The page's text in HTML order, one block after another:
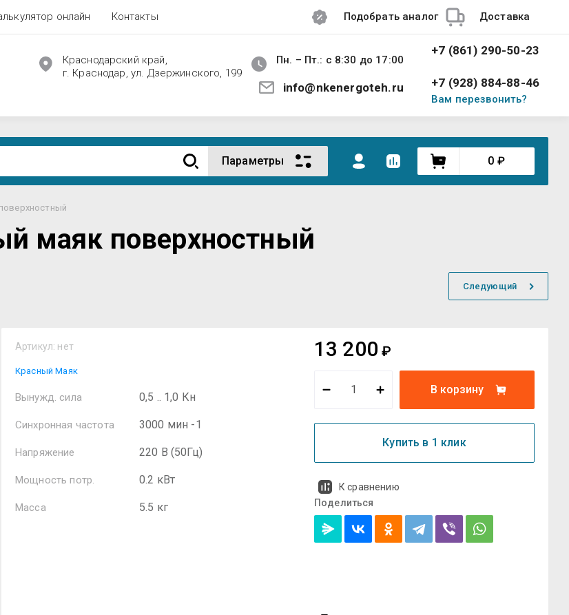
онлайн Контакты Подобрать аналог Доставка
Краснодарский край,
г. Краснодар, ул. Дзержинского, 199
Пн. – Пт.: с 8:30 до 17:00
info@nkenergoteh.ru
+7 (861) 290-50-23
+7 (928) 884-88-46
Вам перезвонить?
Параметры 0 ₽
маяк поверхностный
Следующий
Артикул: нет
Красный Маяк
Вынужд. сила 0,5 .. 1,0 Кн
Синхронная частота 3000 мин -1
Напряжение 220 В (50Гц)
Мощность потр. 0.2 кВт
Масса 5.5 кг
13 200 ₽
В корзину
Купить в 1 клик
К сравнению
Поделиться